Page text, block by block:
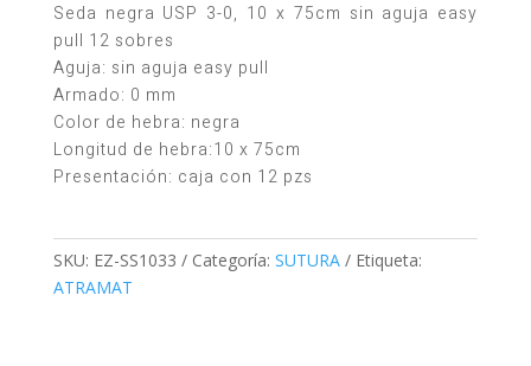
Seda negra USP 3-0, 10 x 75cm sin aguja easy
pull 12 sobres
Aguja: sin aguja easy pull
Armado: 0 mm
Color de hebra: negra
Longitud de hebra:10 x 75cm
Presentación: caja con 12 pzs
SKU: EZ-SS1033 Categoría: SUTURA
Etiqueta:
ATRAMAT